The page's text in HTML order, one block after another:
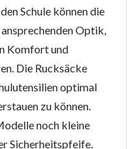
Schule können die
Optik,
Komfort und
Die Rucksäcke
optimal
zu können.
noch kleine
Sicherheitspfeife.